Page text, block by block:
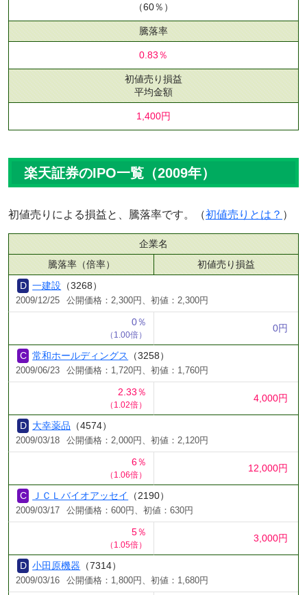
（60％）
騰落率
0.83％
初値売り損益
平均金額
1,400円
楽天証券のIPO一覧（2009年）
初値売りによる損益と、騰落率です。（初値売りとは？ ）
企業名
騰落率（倍率）
初値売り損益
一建設 （3268）
2009/12/25 公開価格：2,300円、初値：2,300円
0％
（1.00倍）
0円
常和ホールディングス （3258）
2009/06/23 公開価格：1,720円、初値：1,760円
2.33％
（1.02倍）
4,000円
大幸薬品 （4574）
2009/03/18 公開価格：2,000円、初値：2,120円
6％
（1.06倍）
12,000円
ＪＣＬバイオアッセイ （2190）
2009/03/17 公開価格：600円、初値：630円
5％
（1.05倍）
3,000円
小田原機器 （7314）
2009/03/16 公開価格：1,800円、初値：1,680円